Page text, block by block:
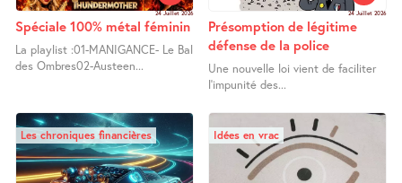
24 Juillet 2026
Spéciale 100% métal féminin
La playlist :01-MANIGANCE- Le Bal
des Ombres02-Austeen...
24 Juillet 2026
Présomption de légitime
défense de la police
Une nouvelle loi vient de faciliter
l’impunité des...
Les chroniques financières Idées en vrac